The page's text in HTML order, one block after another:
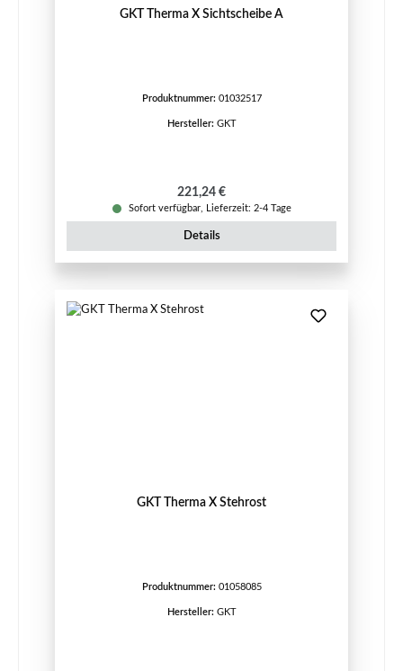
GKT Therma X Sichtscheibe A
Produktnummer: 01032517
Hersteller: GKT
Regulärer Preis:
221,24 €
Sofort verfügbar, Lieferzeit: 2-4 Tage
Details
GKT Therma X Stehrost
Produktnummer: 01058085
Hersteller: GKT